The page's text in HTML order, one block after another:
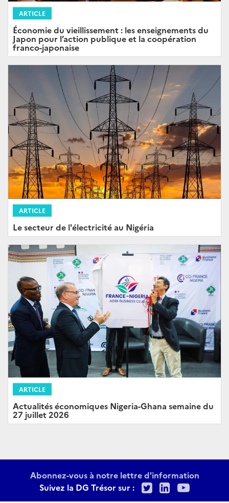
ARTICLE
Économie du vieillissement : les enseignements du
Japon pour l’action publique et la coopération
franco-japonaise
ARTICLE
Le secteur de l'électricité au Nigéria
ARTICLE
Actualités économiques Nigeria-Ghana semaine du
27 juillet 2026
Abonnez-vous à notre lettre d'information
Suivez la DG Trésor sur :
TwitterLinkedIn